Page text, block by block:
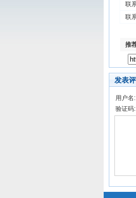
联
联
推
发表
用户名:
验证码: